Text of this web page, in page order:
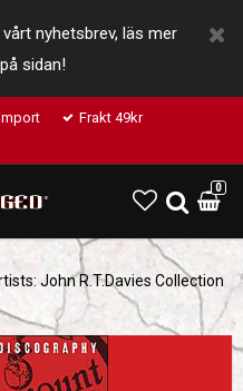
nyhetsbrev, läs mer
sidan!
Frakt 49kr
0
John R.T.Davies Collection